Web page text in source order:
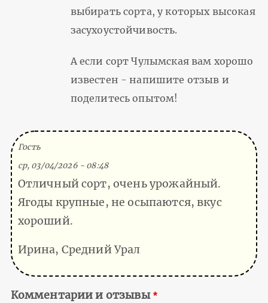
выбирать сорта, у которых высокая
засухоустойчивость.
А если сорт Чулымская вам хорошо
известен - напишите отзыв и
поделитесь опытом!
Гость
ср, 03/04/2026 - 08:48
Отличный сорт, очень урожайный.
Ягоды крупные, не осыпаются, вкус
хороший.
Ирина, Средний Урал
Комментарии и отзывы